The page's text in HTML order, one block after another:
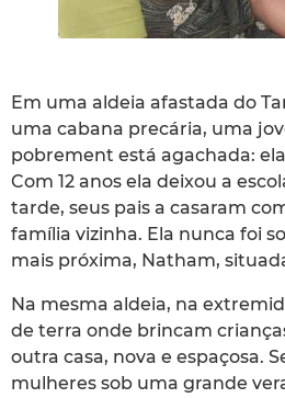
Em uma aldeia afastada do
uma cabana precária, uma
pobrement está agachada:
Com 12 anos ela deixou a
tarde, seus pais a casaram
família vizinha. Ela nunca foi
mais próxima, Natham,
Na mesma aldeia, na
de terra onde brincam
outra casa, nova e espaçosa.
mulheres sob uma grande